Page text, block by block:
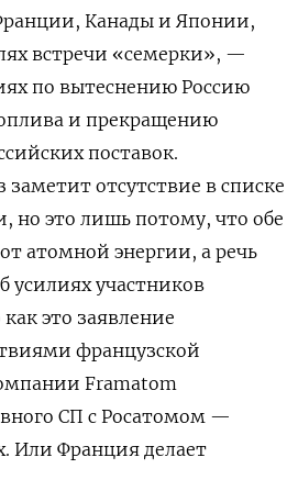
Канады и Японии,
встречи «семерки», —
по вытеснению Россию
и прекращению
поставок.
отсутствие в списке
но это лишь потому, что обе
атомной энергии, а речь
усилиях участников
это заявление
французской
Framatom
СП с Росатомом —
Или Франция делает